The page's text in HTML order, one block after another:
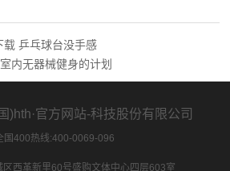
载 乒乓球台没手感
内无器械健身的计划
)hth·官方网站-科技股份有限公司
国400热线:400-0069-096
区西革新里60号盛购文体中心四层603室